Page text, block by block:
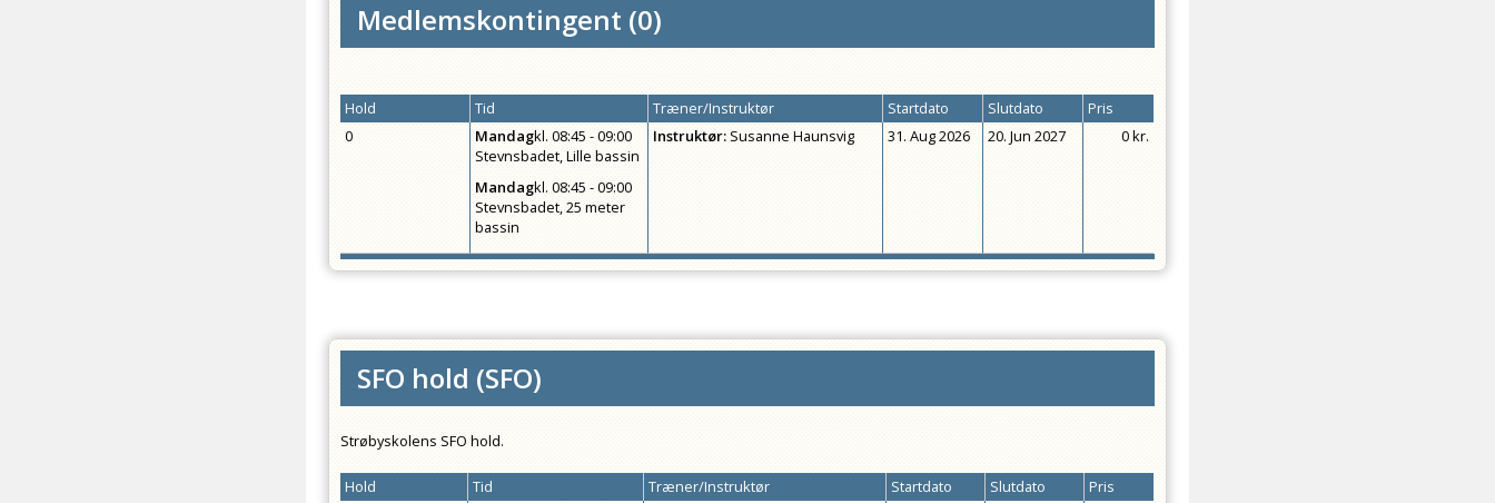
Medlemskontingent (0)
Hold Tid Træner/Instruktør Startdato Slutdato
Pris
0
Mandagkl.08:45 - 09:00
Stevnsbadet, Lille bassin
Mandagkl.08:45 - 09:00
Stevnsbadet, 25 meter
bassin
Instruktør:Susanne Haunsvig 31. Aug 2026 20. Jun 2027 0 kr.
SFO hold (SFO)
Strøbyskolens SFO hold.
Hold Tid Træner/Instruktør Startdato Slutdato
Pris